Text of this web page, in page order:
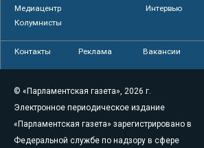
Медиацентр
Интервью
Колумнисты
Контакты Реклама Вакансии
© «Парламентская газета», 2026 г.
Электронное периодическое издание
«Парламентская газета» зарегистрировано в
Федеральной службе по надзору в сфере